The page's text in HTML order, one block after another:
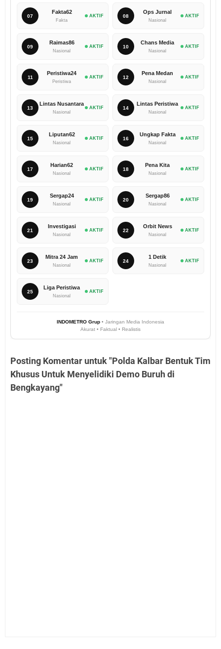
07
Fakta62
Fakta
AKTIF 08
Ops Jurnal
Nasional
AKTIF
09
Raimas86
Nasional
AKTIF 10
Chans Media
Nasional
AKTIF
11
Peristiwa24
Peristiwa
AKTIF 12
Pena Medan
Nasional
AKTIF
13
Lintas Nusantara
Nasional
AKTIF 14
Lintas Peristiwa
Nasional
AKTIF
15
Liputan62
Nasional
AKTIF 16
Ungkap Fakta
Nasional
AKTIF
17
Harian62
Nasional
AKTIF 18
Pena Kita
Nasional
AKTIF
19
Sergap24
Nasional
AKTIF 20
Sergap86
Nasional
AKTIF
21
Investigasi
Nasional
AKTIF 22
Orbit News
Nasional
AKTIF
23
Mitra 24 Jam
Nasional
AKTIF 24
1 Detik
Nasional
AKTIF
25
Liga Peristiwa
Nasional
AKTIF
INDOMETRO Grup • Jaringan Media Indonesia
Akurat • Faktual • Realistis
Posting Komentar untuk "Polda Kalbar Bentuk Tim
Khusus Untuk Menyelidiki Demo Buruh di
Bengkayang"